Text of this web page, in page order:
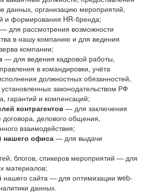
данных, организацию мероприятий,
и формирования HR-бренда;
— для рассмотрения возможности
в нашу компанию и для ведения
компании;
— для ведения кадровой работы,
в командировки, учёта
должностных обязанностей,
законодательством РФ
гарантий и компенсаций;
контрагентов — для заключения
договора, делового общения,
взаимодействия;
нашего офиса — для выдачи
блогов, спикеров мероприятий — для
материалов;
нашего сайта — для оптимизации web-
данных.